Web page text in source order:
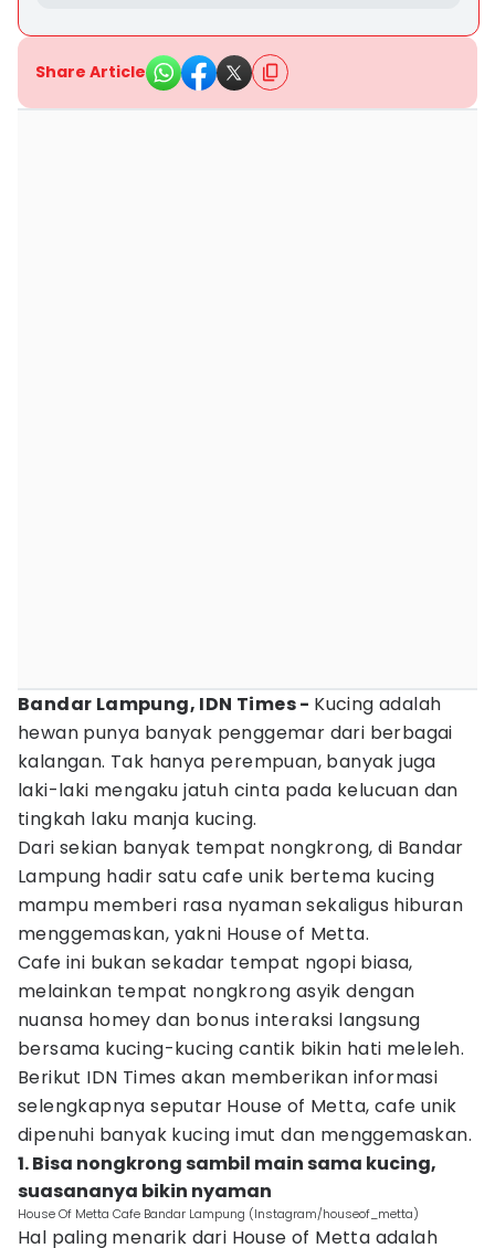
Share Article
Bandar Lampung, IDN Times - Kucing adalah
hewan punya banyak penggemar dari berbagai
kalangan. Tak hanya perempuan, banyak juga
laki-laki mengaku jatuh cinta pada kelucuan dan
tingkah laku manja kucing.
Dari sekian banyak tempat nongkrong, di Bandar
Lampung hadir satu cafe unik bertema kucing
mampu memberi rasa nyaman sekaligus hiburan
menggemaskan, yakni House of Metta.
Cafe ini bukan sekadar tempat ngopi biasa,
melainkan tempat nongkrong asyik dengan
nuansa homey dan bonus interaksi langsung
bersama kucing-kucing cantik bikin hati meleleh.
Berikut IDN Times akan memberikan informasi
selengkapnya seputar House of Metta, cafe unik
dipenuhi banyak kucing imut dan menggemaskan.
1. Bisa nongkrong sambil main sama kucing,
suasananya bikin nyaman
House Of Metta Cafe Bandar Lampung (Instagram/houseof_metta)
Hal paling menarik dari House of Metta adalah